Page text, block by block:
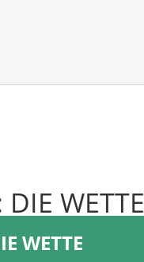
WETTE
WETTE